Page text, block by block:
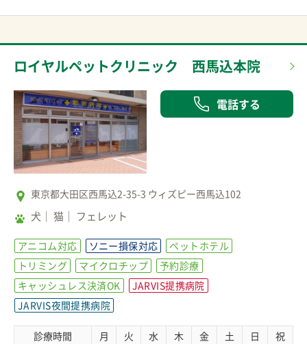
ロイヤルペットクリニック 西馬込本院
電話する
東京都大田区西馬込2-35-3 ウィズピー西馬込102
犬 猫 フェレット
アニコム対応 ソニー損保対応
ペットホテル
トリミング
マイクロチップ
予約診療
キャッシュレス決済OK
JARVIS提携病院
JARVIS夜間提携病院
診療時間 月 火 水 木 金 土 日 祝